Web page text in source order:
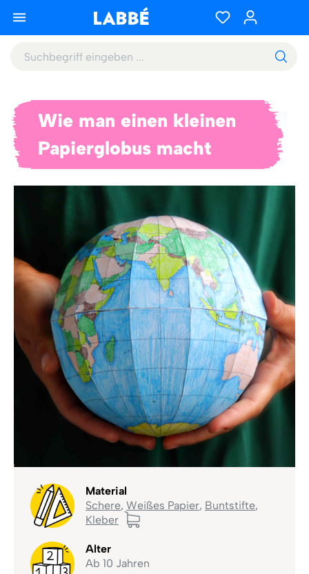
Wie man einen kleinen
Papierglobus macht
Material
Schere, Weißes Papier, Buntstifte,
Kleber
Alter
Ab 10 Jahren